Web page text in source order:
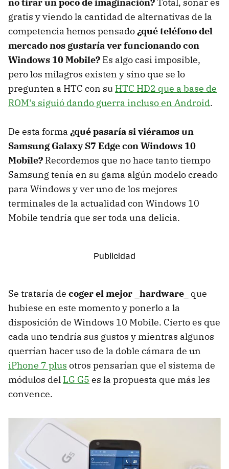
gratis y viendo la cantidad de alternativas de la
competencia hemos pensado¿qué teléfono del
mercado nos gustaría ver funcionando con
Windows 10 Mobile? Es algo casi imposible,
pero los milagros existen y sino que se lo
pregunten a HTC con su HTC HD2 que a base de
ROM's siguió dando guerra incluso en Android.
De esta forma ¿qué pasaría si viéramos un
Samsung Galaxy S7 Edge con Windows 10
Mobile? Recordemos que no hace tanto tiempo
Samsung tenía en su gama algún modelo creado
para Windows y ver uno de los mejores
terminales de la actualidad con Windows 10
Mobile tendría que ser toda una delicia.
Se trataría de coger el mejor _hardware_
que
hubiese en este momento y ponerlo a la
disposición de Windows 10 Mobile. Cierto es que
cada uno tendría sus gustos y mientras algunos
querrían hacer uso de la doble cámara de un
iPhone 7 plus otros pensarían que el sistema de
módulos del LG G5 es la propuesta que más les
convence.